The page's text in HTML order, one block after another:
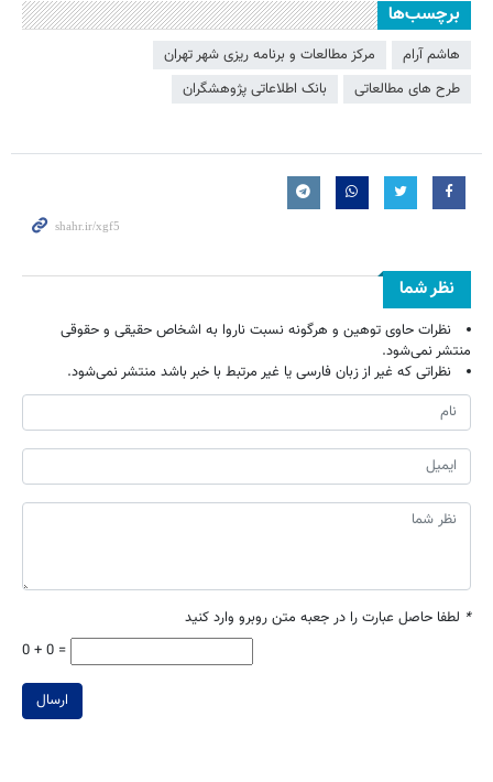
برچسب‌ها
هاشم آرام
مرکز مطالعات و برنامه ریزی شهر تهران
طرح های مطالعاتی
بانک اطلاعاتی پژوهشگران
نظر شما
نظرات حاوی توهین و هرگونه نسبت ناروا به اشخاص حقیقی و حقوقی
منتشر نمی‌شود.
نظراتی که غیر از زبان فارسی یا غیر مرتبط با خبر باشد منتشر نمی‌شود.
* لطفا حاصل عبارت را در جعبه متن روبرو وارد کنید
0 + 0 =
ارسال